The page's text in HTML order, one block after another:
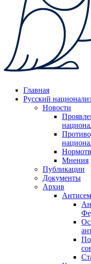
Главная
Русский
Новости
Мнения
Публикации
Документы
Архив